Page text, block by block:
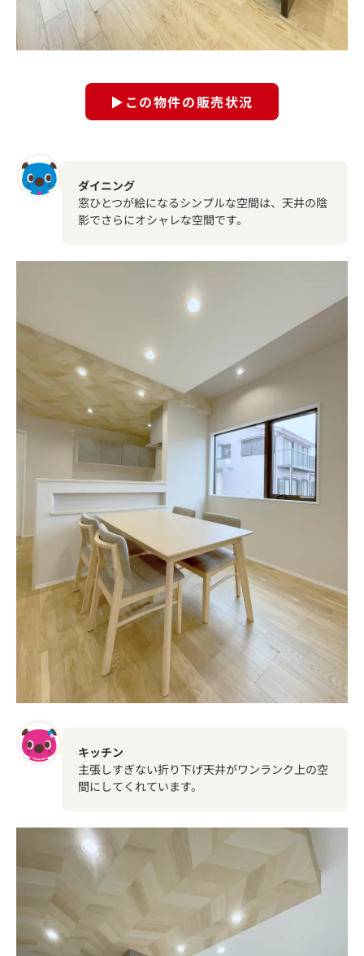
▶この物件の販売状況
ダイニング
窓ひとつが絵になるシンプルな空間は、天井の陰
影でさらにオシャレな空間です。
キッチン
主張しすぎない折り下げ天井がワンランク上の空
間にしてくれています。